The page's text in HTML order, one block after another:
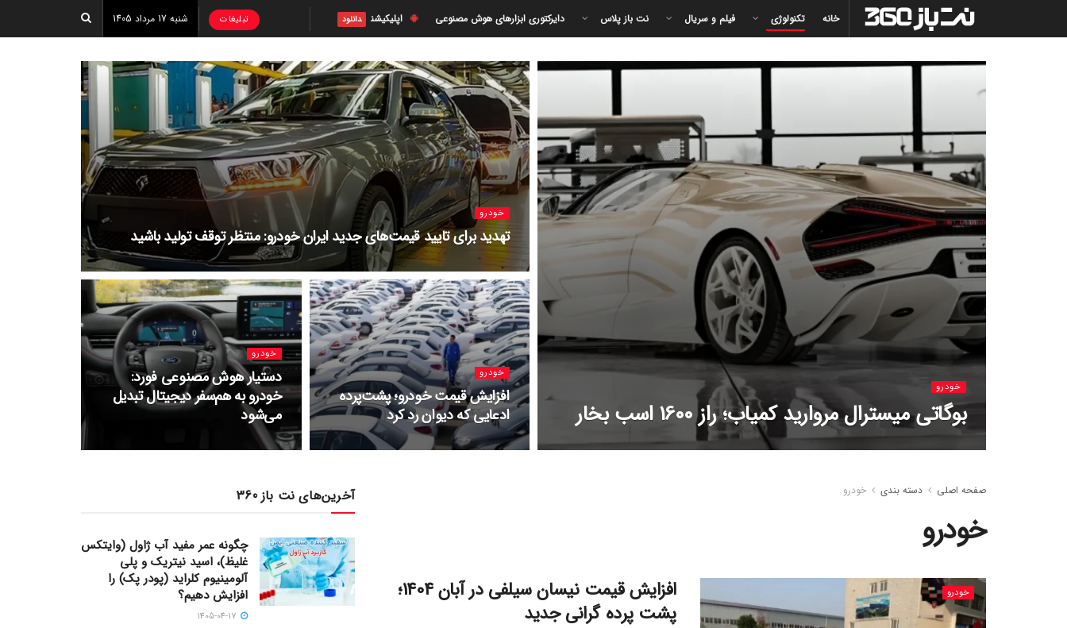
خانه تکنولوژی فیلم و سریال نت باز پلاس دایرکتوری ابزارهای هوش مصنوعی اپلیکیشن دانلود تبلیغات شنبه 17 مرداد 1405
خودرو
بوگاتی میسترال مروارید کمیاب؛ راز 1600 اسب‌ بخار
خودرو
تهدید برای تایید قیمت‌های جدید ایران خودرو: منتظر توقف تولید باشید
خودرو
افزایش قیمت خودرو؛ پشت‌پرده
ادعایی که دیوان رد کرد
خودرو
دستیار هوش مصنوعی فورد:
خودرو به هم‌سفر دیجیتال تبدیل
می‌شود
صفحه اصلی دسته بندی خودرو
خودرو
خودرو
افزایش قیمت نیسان سیلفی در آبان 1404؛
پشت پرده گرانی جدید
آخرین‌های نت باز 360
چگونه عمر مفید آب ژاول (وایتکس
غلیظ)، اسید نیتریک و پلی
آلومینیوم کلراید (پودر پک) را
افزایش دهیم؟